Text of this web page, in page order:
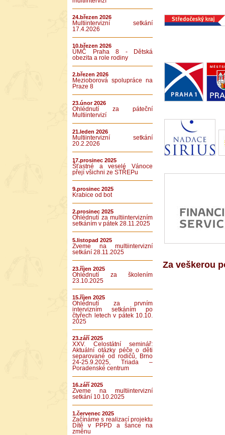
24.březen 2026
Multiintervizní setkání
17.4.2026
10.březen 2026
ÚMČ Praha 8 - Dětská
obezita a role rodiny
2.březen 2026
Mezioborová spolupráce na
Praze 8
23.únor 2026
Ohlédnutí za páteční
Multiintervizí
21.leden 2026
Multiintervizní setkání
20.2.2026
17.prosinec 2025
Šťastné a veselé Vánoce
přejí všichni ze STŘEPu
9.prosinec 2025
Krabice od bot
2.prosinec 2025
Ohlédnutí za multiintervizním
setkáním v pátek 28.11.2025
5.listopad 2025
Zveme na multiintervizní
setkání 28.11.2025
23.říjen 2025
Ohlédnutí za školením
23.10.2025
15.říjen 2025
Ohlédnutí za prvním
intervizním setkáním po
čtyřech letech v pátek 10.10.
2025
23.září 2025
XXV. Celostátní seminář:
Aktuální otázky péče o děti
separované od rodičů, Brno
24-25.9.2025, Triada –
Poradenské centrum
16.září 2025
Zveme na multiintervizní
setkání 10.10.2025
1.červenec 2025
Začínáme s realizací projektu
Dítě v PPPD a šance na
změnu
Za veškerou